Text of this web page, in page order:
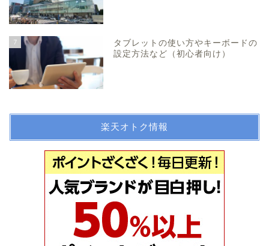
7
タブレットの使い方やキーボードの
設定方法など（初心者向け）
楽天オトク情報